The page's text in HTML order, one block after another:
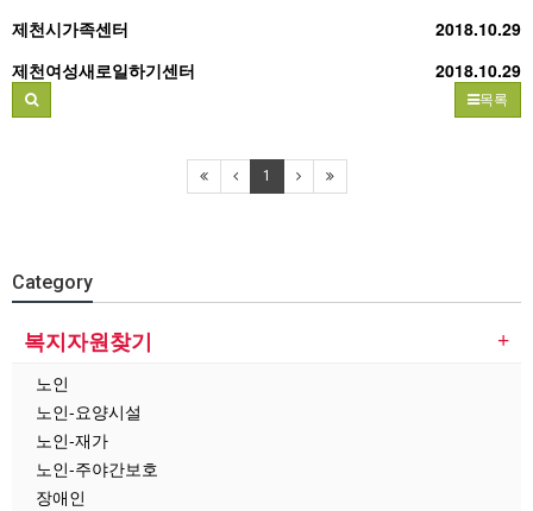
2018.10.29
제천시가족센터
2018.10.29
제천여성새로일하기센터
목록
1
Category
복지자원찾기
노인
노인-요양시설
노인-재가
노인-주야간보호
장애인